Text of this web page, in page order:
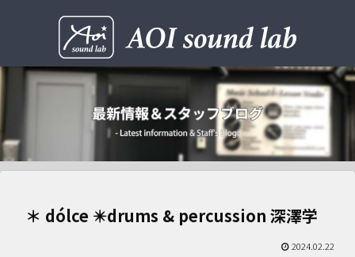
＊ dólce ✴️drums & percussion 深澤学
2024.02.22